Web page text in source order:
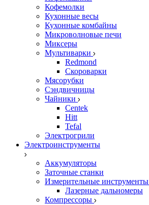
Кофемолки
Кухонные весы
Кухонные комбайны
Микроволновые печи
Миксеры
Мультиварки
Redmond
Скороварки
Мясорубки
Сэндвичницы
Чайники
Centek
Hitt
Tefal
Электрогрили
Электроинструменты
Аккумуляторы
Заточные станки
Измерительные инструменты
Лазерные дальномеры
Компрессоры